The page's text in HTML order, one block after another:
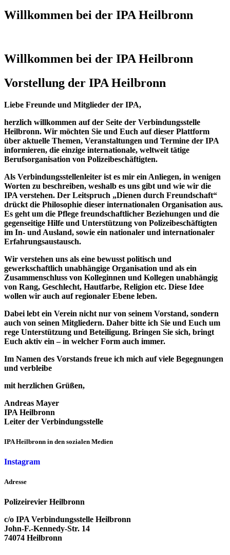
Willkommen bei der IPA Heilbronn
Willkommen bei der IPA Heilbronn
Vorstellung der IPA Heilbronn
Liebe Freunde und Mitglieder der IPA,
herzlich willkommen auf der Seite der Verbindungsstelle
Heilbronn. Wir möchten Sie und Euch auf dieser Plattform
über aktuelle Themen, Veranstaltungen und Termine der IPA
informieren, die einzige internationale, weltweit tätige
Berufsorganisation von Polizeibeschäftigten.
Als Verbindungsstellenleiter ist es mir ein Anliegen, in wenigen
Worten zu beschreiben, weshalb es uns gibt und wie wir die
IPA verstehen. Der Leitspruch „Dienen durch Freundschaft“
drückt die Philosophie dieser internationalen Organisation aus.
Es geht um die Pflege freundschaftlicher Beziehungen und die
gegenseitige Hilfe und Unterstützung von Polizeibeschäftigten
im In- und Ausland, sowie ein nationaler und internationaler
Erfahrungsaustausch.
Wir verstehen uns als eine bewusst politisch und
gewerkschaftlich unabhängige Organisation und als ein
Zusammenschluss von Kolleginnen und Kollegen unabhängig
von Rang, Geschlecht, Hautfarbe, Religion etc. Diese Idee
wollen wir auch auf regionaler Ebene leben.
Dabei lebt ein Verein nicht nur von seinem Vorstand, sondern
auch von seinen Mitgliedern. Daher bitte ich Sie und Euch um
rege Unterstützung und Beteiligung. Bringen Sie sich, bringt
Euch aktiv ein – in welcher Form auch immer.
Im Namen des Vorstands freue ich mich auf viele Begegnungen
und verbleibe
mit herzlichen Grüßen,
Andreas Mayer
IPA Heilbronn
Leiter der Verbindungsstelle
IPA Heilbronn in den sozialen Medien
Instagram
Adresse
Polizeirevier Heilbronn
c/o IPA Verbindungsstelle Heilbronn
John-F.-Kennedy-Str. 14
74074 Heilbronn